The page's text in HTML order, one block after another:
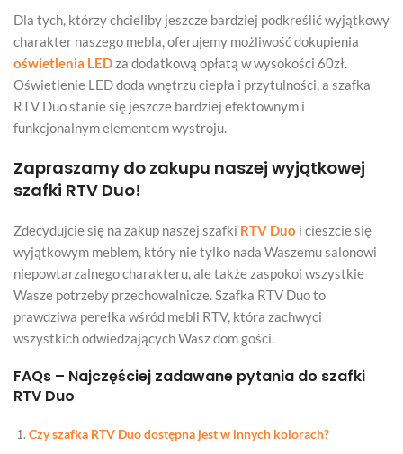
Dla tych, którzy chcieliby jeszcze bardziej podkreślić wyjątkowy
charakter naszego mebla, oferujemy możliwość dokupienia
oświetlenia LEDza dodatkową opłatą w wysokości 60zł.
Oświetlenie LED doda wnętrzu ciepła i przytulności, a szafka
RTV Duo stanie się jeszcze bardziej efektownym i
funkcjonalnym elementem wystroju.
Zapraszamy do zakupu naszej wyjątkowej
szafki RTV Duo!
Zdecydujcie się na zakup naszej szafki RTV Duo i cieszcie się
wyjątkowym meblem, który nie tylko nada Waszemu salonowi
niepowtarzalnego charakteru, ale także zaspokoi wszystkie
Wasze potrzeby przechowalnicze. Szafka RTV Duo to
prawdziwa perełka wśród mebli RTV, która zachwyci
wszystkich odwiedzających Wasz dom gości.
FAQs – Najczęściej zadawane pytania do szafki
RTV Duo
Czy szafka RTV Duo dostępna jest w innych kolorach?